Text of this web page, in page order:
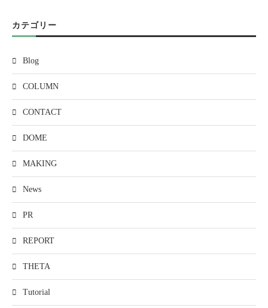
カテゴリー
Blog
COLUMN
CONTACT
DOME
MAKING
News
PR
REPORT
THETA
Tutorial